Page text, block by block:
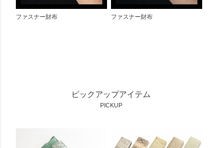
ファスナー財布 ファスナー財布
ピックアップアイテム
PICKUP